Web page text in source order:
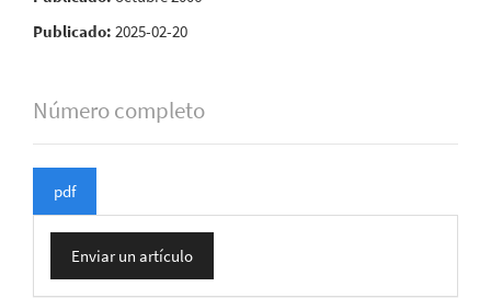
Publicado: 2025-02-20
Número completo
pdf
Enviar
unEnviar un artículo